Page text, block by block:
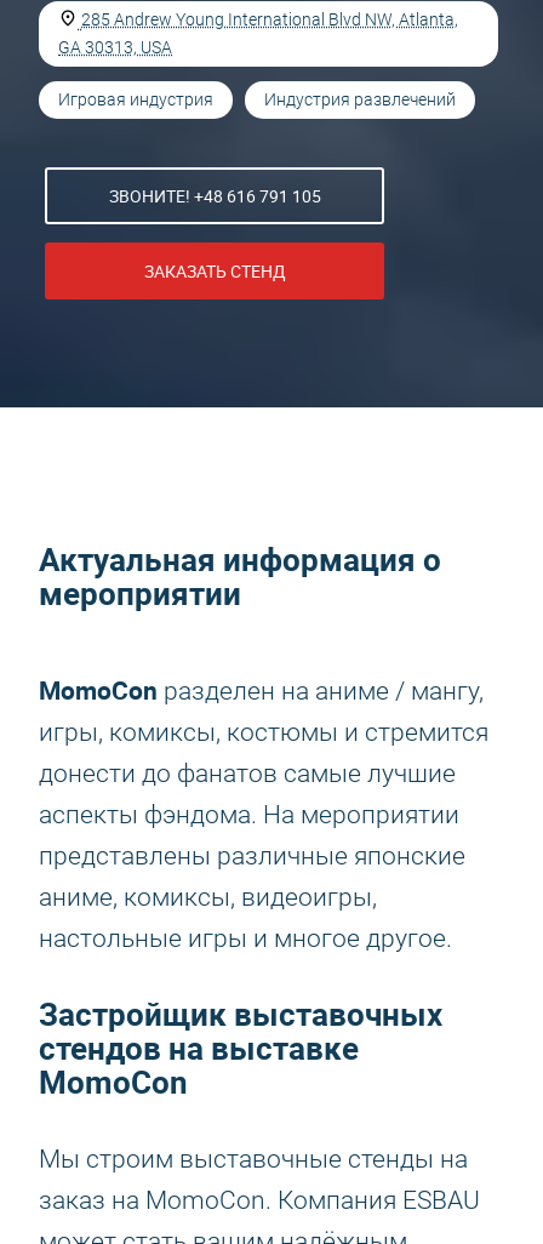
285 Andrew Young International Blvd NW, Atlanta,
GA 30313, USA
Игровая индустрия Индустрия развлечений
ЗВОНИТЕ! +48 616 791 105
ЗАКАЗАТЬ СТЕНД
Актуальная информация о
мероприятии
MomoCon разделен на аниме / мангу,
игры, комиксы, костюмы и стремится
донести до фанатов самые лучшие
аспекты фэндома. На мероприятии
представлены различные японские
аниме, комиксы, видеоигры,
настольные игры и многое другое.
Застройщик выставочных
стендов на выставке
MomoCon
Мы строим выставочные стенды на
заказ на MomoCon. Компания ESBAU